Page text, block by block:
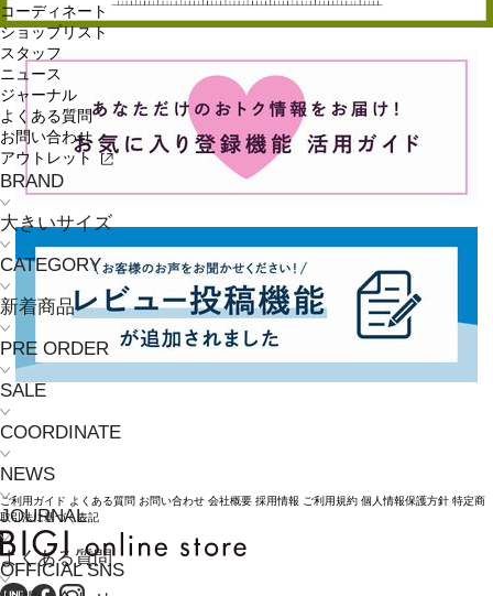
コーディネート
ショップリスト
スタッフ
ニュース
ジャーナル
よくある質問
お問い合わせ
アウトレット
BRAND
大きいサイズ
CATEGORY
新着商品
PRE ORDER
SALE
COORDINATE
NEWS
JOURNAL
よくある質問
ご利用ガイド よくある質問 お問い合わせ 会社概要 採用情報 ご利用規約 個人情報保護方針 特定商
取引法に基づく表記
OFFICIAL SNS